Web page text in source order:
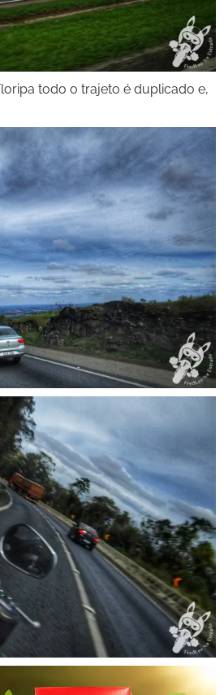
todo o trajeto é duplicado e,